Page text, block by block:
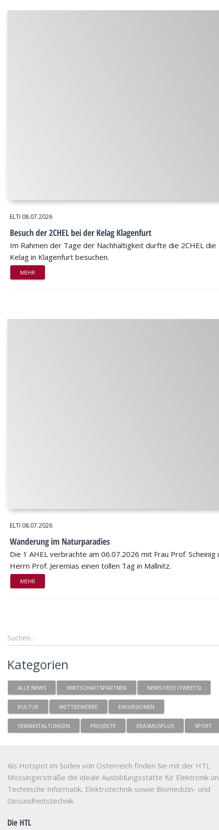
ELTI 08.07.2026
Besuch der 2CHEL bei der Kelag Klagenfurt
Im Rahmen der Tage der Nachhaltigkeit durfte die 2CHEL die
Kelag in Klagenfurt besuchen.
MEHR
ELTI 08.07.2026
Wanderung im Naturparadies
Die 1 AHEL verbrachte am 06.07.2026 mit Frau Prof. Scheinig
Herrn Prof. Jeremias einen tollen Tag in Mallnitz.
MEHR
Kategorien
ALLE NEWS WIRTSCHAFTSPARTNER NEWS FEED (TWEETS)
KULTUR WETTBEWERBE EXKURSIONEN
VERANSTALTUNGEN PROJEKTE ERASMUSPLUS SPORT
Als Hotspot im Süden von Österreich finden Sie mit der HTL
Mössingerstraße die ideale Ausbildungsstätte für Elektronik
Technische Informatik, Elektrotechnik sowie Biomedizin- und
Gesundheitstechnik.
Die HTL